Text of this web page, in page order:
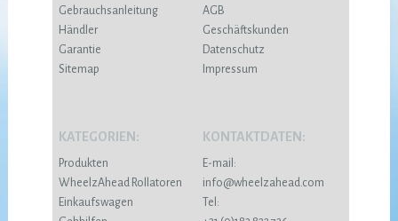
Gebrauchsanleitung
Händler
Garantie
Sitemap
AGB
Geschäftskunden
Datenschutz
Impressum
KATEGORIEN:
Produkten
WheelzAhead Rollatoren
Einkaufswagen
KONTAKTDATEN:
E-mail:
info@wheelzahead.com
Tel: